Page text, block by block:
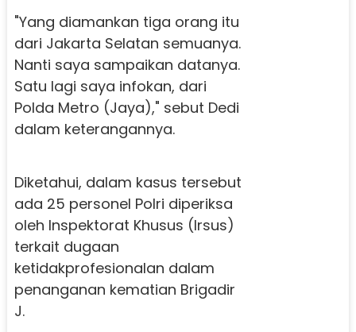
"Yang diamankan tiga orang itu
dari Jakarta Selatan semuanya.
Nanti saya sampaikan datanya.
Satu lagi saya infokan, dari
Polda Metro (Jaya)," sebut Dedi
dalam keterangannya.
Diketahui, dalam kasus tersebut
ada 25 personel Polri diperiksa
oleh Inspektorat Khusus (Irsus)
terkait dugaan
ketidakprofesionalan dalam
penanganan kematian Brigadir
J.